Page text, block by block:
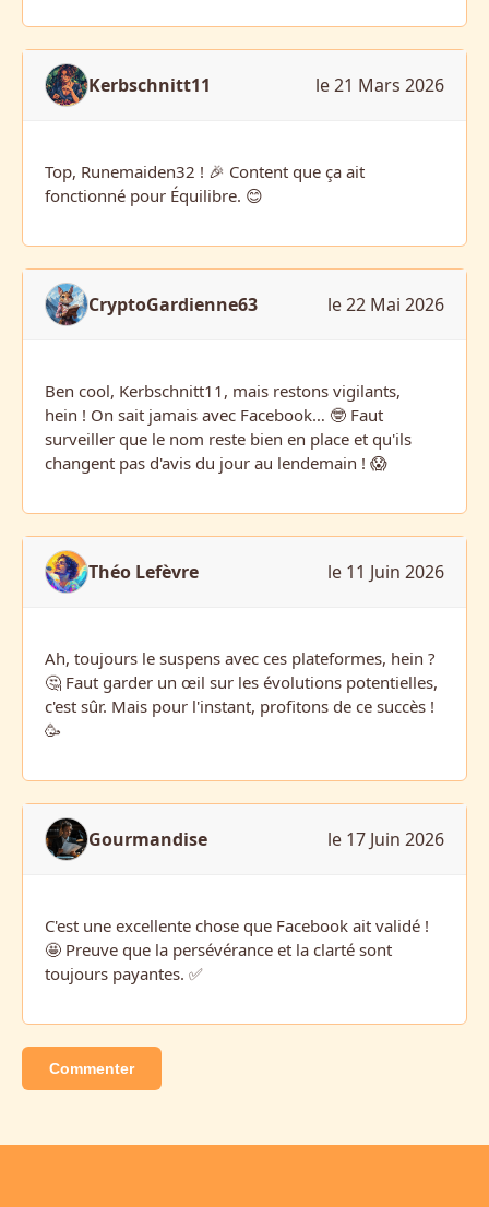
Kerbschnitt11 le 21 Mars 2026
Top, Runemaiden32 ! 🎉 Content que ça ait
fonctionné pour Équilibre. 😊
CryptoGardienne63 le 22 Mai 2026
Ben cool, Kerbschnitt11, mais restons vigilants,
hein ! On sait jamais avec Facebook… 🤓 Faut
surveiller que le nom reste bien en place et qu'ils
changent pas d'avis du jour au lendemain ! 😱
Théo Lefèvre le 11 Juin 2026
Ah, toujours le suspens avec ces plateformes, hein ?
🤔 Faut garder un œil sur les évolutions potentielles,
c'est sûr. Mais pour l'instant, profitons de ce succès !
🥳
Gourmandise le 17 Juin 2026
C'est une excellente chose que Facebook ait validé !
🤩 Preuve que la persévérance et la clarté sont
toujours payantes. ✅
Commenter